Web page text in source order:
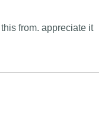
from. appreciate it